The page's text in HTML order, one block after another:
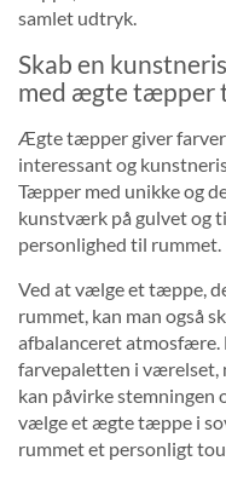
samlet udtryk.
Skab en
med ægte tæpper
Ægte tæpper giver farver
interessant og
Tæpper med unikke og
kunstværk på gulvet og
personlighed til rummet.
Ved at vælge et tæppe,
rummet, kan man også
afbalanceret atmosfære.
farvepaletten i værelset,
kan påvirke stemningen
vælge et ægte tæppe i
rummet et personligt